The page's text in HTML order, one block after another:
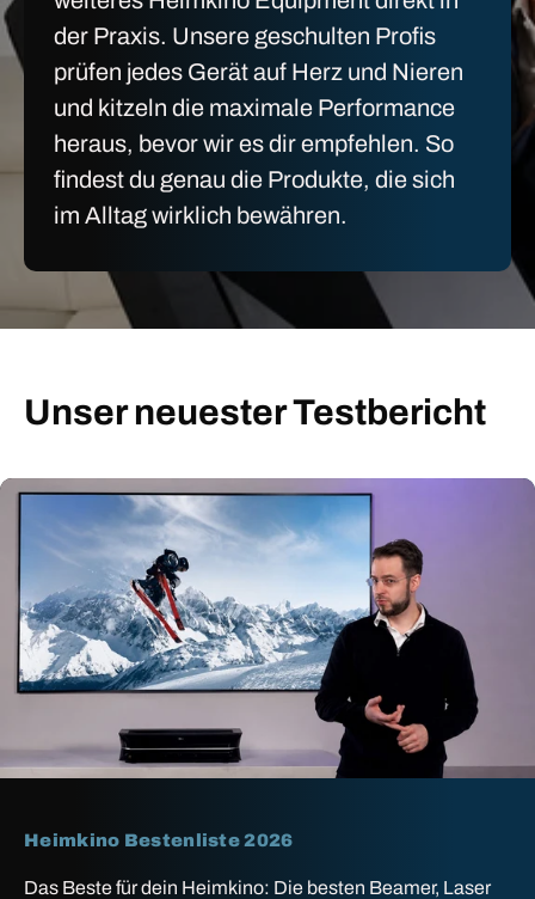
der Praxis. Unsere geschulten Profis
prüfen jedes Gerät auf Herz und Nieren
und kitzeln die maximale Performance
heraus, bevor wir es dir empfehlen. So
findest du genau die Produkte, die sich
im Alltag wirklich bewähren.
Unser neuester Testbericht
Heimkino Bestenliste 2026
Das Beste für dein Heimkino: Die besten Beamer, Laser